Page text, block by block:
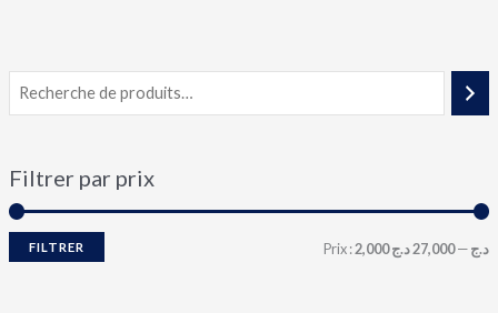
Filtrer par prix
FILTRER Prix : 2,000 د.ج—27,000 د.ج